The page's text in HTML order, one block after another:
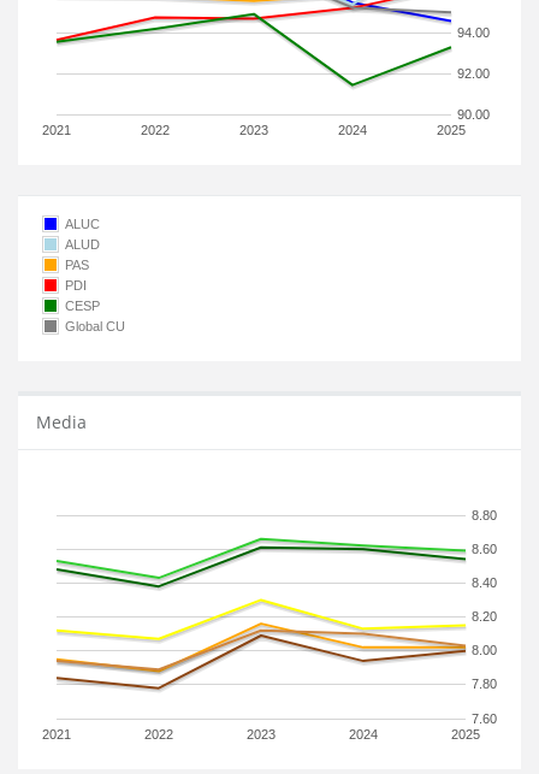
2021 2022 2023 2024 2025
90.00
92.00
94.00
ALUC
ALUD
PAS
PDI
CESP
Global CU
Media
2021 2022 2023 2024 2025
7.60
7.80
8.00
8.20
8.40
8.60
8.80